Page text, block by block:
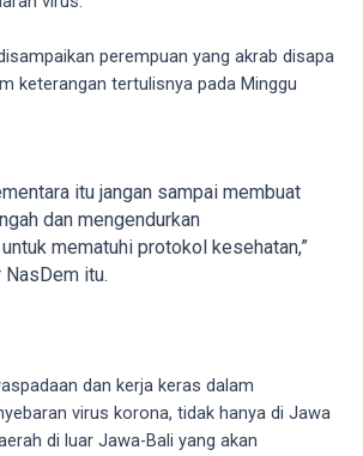
perempuan yang akrab disapa
keterangan tertulisnya pada Minggu
itu jangan sampai membuat
dan mengendurkan
mematuhi protokol kesehatan,”
itu.
dan kerja keras dalam
virus korona, tidak hanya di Jawa
di luar Jawa-Bali yang akan